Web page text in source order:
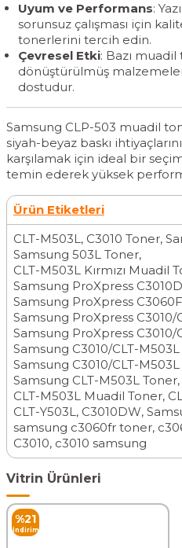
Uyum ve Performans:
sorunsuz çalışması için
tonerlerini tercih edin.
Çevresel Etki: Bazı
dönüştürülmüş
dostudur.
Samsung CLP-503 muadil
siyah-beyaz baskı
karşılamak için ideal bir
temin ederek yüksek
Ürün Etiketleri
CLT-M503L, C3010 Toner,
Samsung 503L Toner,
CLT-M503L Kırmızı Muadil
Samsung ProXpress
Samsung ProXpress
Samsung ProXpress C3010/
Samsung ProXpress C3010/
Samsung C3010/CLT-M503L
Samsung C3010/CLT-
Samsung CLT-M503L Toner,
CLT-M503L Muadil Toner,
CLT-Y503L, C3010DW,
samsung c3060fr toner,
C3010, c3010 samsung
Vitrin Ürünleri
%21
İndirim